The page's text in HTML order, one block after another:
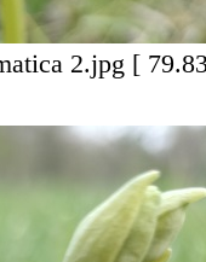
2.jpg [